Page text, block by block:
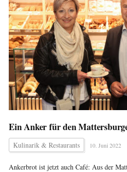
Ein Anker für den
Kulinarik & Restaurants 10. Juni 2022
Ankerbrot ist jetzt auch Café: Aus der